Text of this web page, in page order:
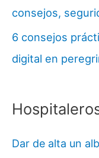
consejos,
6 consejos
digital en
Dar de alta un